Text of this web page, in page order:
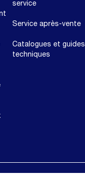
service
Service après-vente
Catalogues et guides
techniques